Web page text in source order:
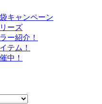
キャンペーン
ーズ
ー紹介！
テム！
中！